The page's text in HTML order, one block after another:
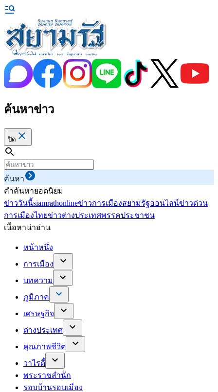
ค้นหาข่าว
ปิด
ค้นหา
คำค้นหายอดนิยม
ข่าววันนี้siamrathonlineข่าวการเมืองสยามรัฐออนไลน์ข่าวด่วน
การเมืองไทยข่าวต่างประเทศพรรคประชาชน
เนื้อหาน่าอ่าน
หน้าหนึ่ง
การเมือง
บทความ
ภูมิภาค
เศรษฐกิจ
ต่างประเทศ
คุณภาพชีวิต
วาไรตี้
พระราชสำนัก
รอบบ้านรอบเมือง